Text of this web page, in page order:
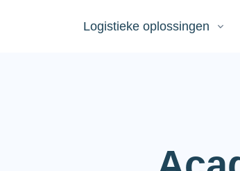
Logistieke oplossingen